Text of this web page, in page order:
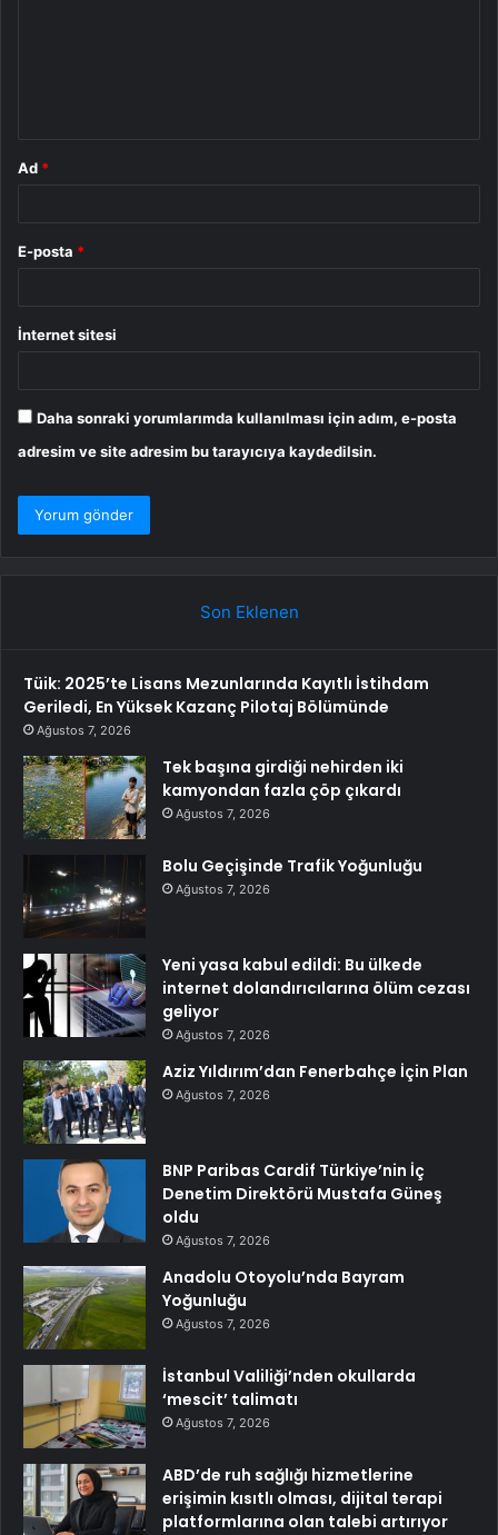
Ad *
E-posta *
İnternet sitesi
Daha sonraki yorumlarımda kullanılması için adım, e-posta
adresim ve site adresim bu tarayıcıya kaydedilsin.
Son Eklenen
Tüik: 2025’te Lisans Mezunlarında Kayıtlı İstihdam
Geriledi, En Yüksek Kazanç Pilotaj Bölümünde
Ağustos 7, 2026
Tek başına girdiği nehirden iki
kamyondan fazla çöp çıkardı
Ağustos 7, 2026
Bolu Geçişinde Trafik Yoğunluğu
Ağustos 7, 2026
Yeni yasa kabul edildi: Bu ülkede
internet dolandırıcılarına ölüm cezası
geliyor
Ağustos 7, 2026
Aziz Yıldırım’dan Fenerbahçe İçin Plan
Ağustos 7, 2026
BNP Paribas Cardif Türkiye’nin İç
Denetim Direktörü Mustafa Güneş
oldu
Ağustos 7, 2026
Anadolu Otoyolu’nda Bayram
Yoğunluğu
Ağustos 7, 2026
İstanbul Valiliği’nden okullarda
‘mescit’ talimatı
Ağustos 7, 2026
ABD’de ruh sağlığı hizmetlerine
erişimin kısıtlı olması, dijital terapi
platformlarına olan talebi artırıyor